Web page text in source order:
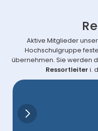
Aktive Mitglieder
Hochschulgruppe
Ressortleiter i.